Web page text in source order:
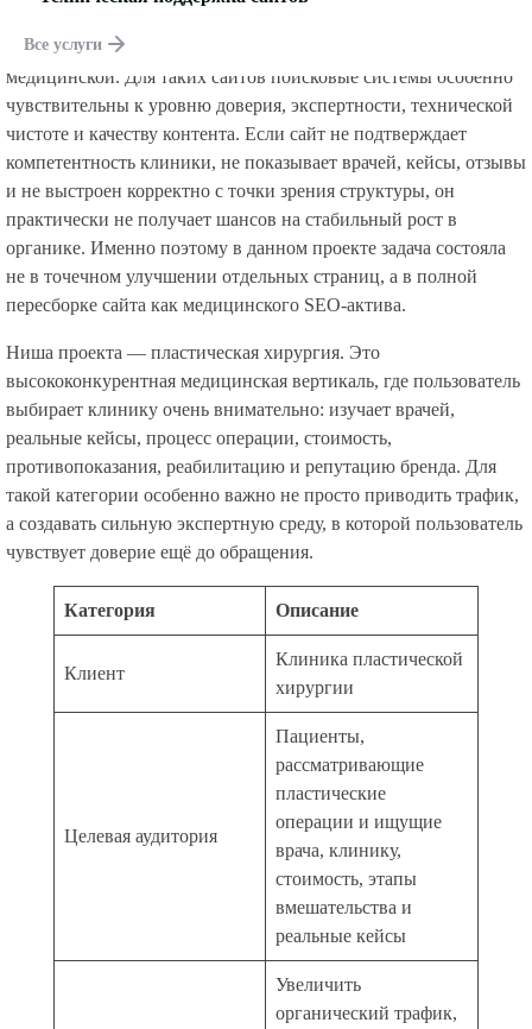
Все услуги
рост был достигнут в одной из самых сложных SEO-нишей —
медицинской. Для таких сайтов поисковые системы особенно
чувствительны к уровню доверия, экспертности, технической
чистоте и качеству контента. Если сайт не подтверждает
компетентность клиники, не показывает врачей, кейсы, отзывы
и не выстроен корректно с точки зрения структуры, он
практически не получает шансов на стабильный рост в
органике. Именно поэтому в данном проекте задача состояла
не в точечном улучшении отдельных страниц, а в полной
пересборке сайта как медицинского SEO-актива.
Ниша проекта — пластическая хирургия. Это
высококонкурентная медицинская вертикаль, где пользователь
выбирает клинику очень внимательно: изучает врачей,
реальные кейсы, процесс операции, стоимость,
противопоказания, реабилитацию и репутацию бренда. Для
такой категории особенно важно не просто приводить трафик,
а создавать сильную экспертную среду, в которой пользователь
чувствует доверие ещё до обращения.
Категория Описание
Клиент
Клиника пластической
хирургии
Целевая аудитория
Пациенты,
рассматривающие
пластические
операции и ищущие
врача, клинику,
стоимость, этапы
вмешательства и
реальные кейсы
Увеличить
органический трафик,